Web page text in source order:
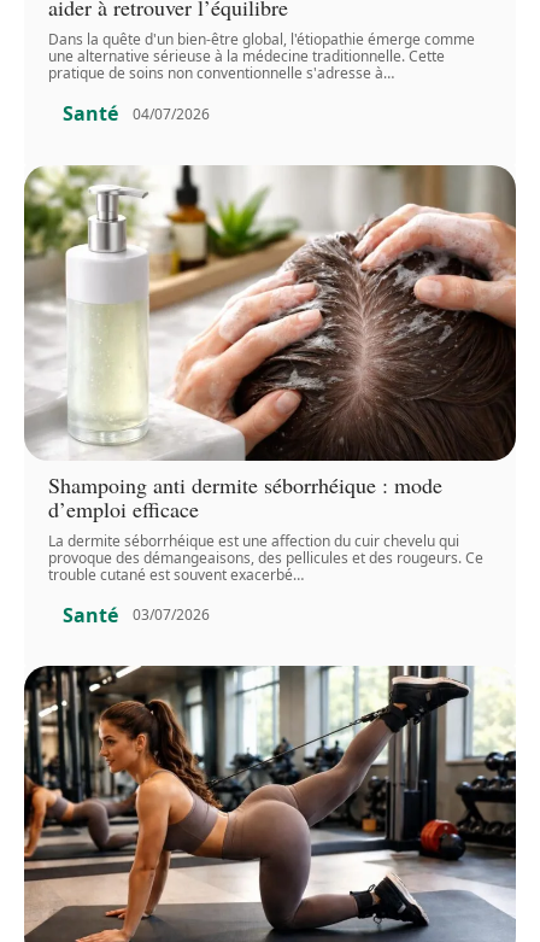
aider à retrouver l’équilibre
Dans la quête d'un bien-être global, l'étiopathie émerge comme
une alternative sérieuse à la médecine traditionnelle. Cette
pratique de soins non conventionnelle s'adresse à…
Santé 04/07/2026
Shampoing anti dermite séborrhéique : mode
d’emploi efficace
La dermite séborrhéique est une affection du cuir chevelu qui
provoque des démangeaisons, des pellicules et des rougeurs. Ce
trouble cutané est souvent exacerbé…
Santé 03/07/2026